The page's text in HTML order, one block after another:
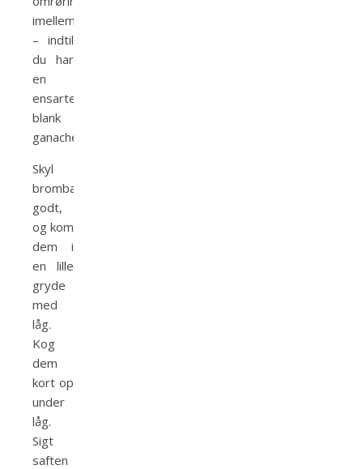
imellem
– indtil
du har
en
ensartet
blank
ganache.
Skyl
brombærrene
godt,
og kom
dem i
en lille
gryde
med
låg.
Kog
dem
kort op
under
låg.
Sigt
saften